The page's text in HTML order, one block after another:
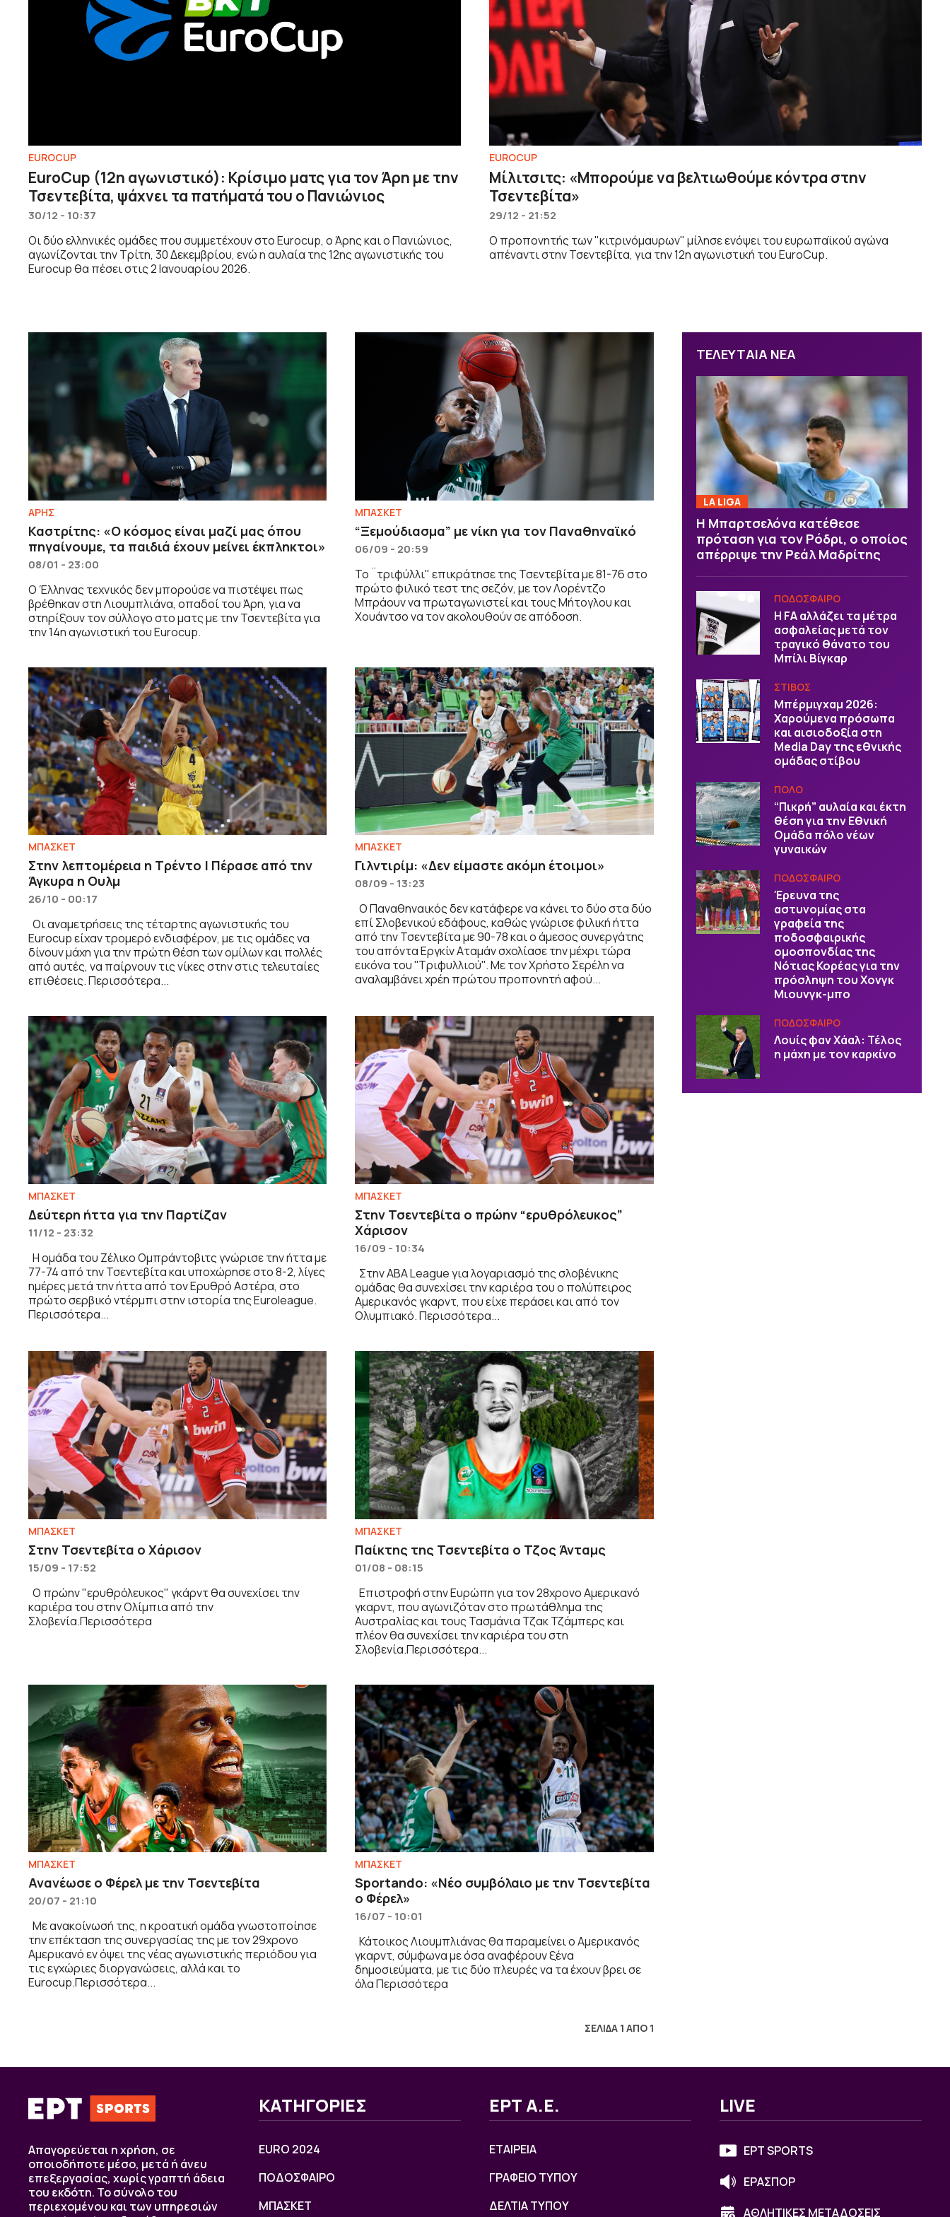
EUROCUP
EuroCup (12η αγωνιστικό): Κρίσιμο ματς για τον Άρη με την
Τσεντεβίτα, ψάχνει τα πατήματά του ο Πανιώνιος
30/12 - 10:37
Οι δύο ελληνικές ομάδες που συμμετέχουν στο Eurocup, ο Άρης και ο Πανιώνιος,
αγωνίζονται την Τρίτη, 30 Δεκεμβρίου, ενώ η αυλαία της 12ης αγωνιστικής του
Eurocup θα πέσει στις 2 Ιανουαρίου 2026.
EUROCUP
Μίλιτσιτς: «Μπορούμε να βελτιωθούμε κόντρα στην
Τσεντεβίτα»
29/12 - 21:52
Ο προπονητής των "κιτρινόμαυρων" μίλησε ενόψει του ευρωπαϊκού αγώνα
απέναντι στην Τσεντεβίτα, για την 12η αγωνιστική του EuroCup.
ΑΡΗΣ
Καστρίτης: «Ο κόσμος είναι μαζί μας όπου
πηγαίνουμε, τα παιδιά έχουν μείνει έκπληκτοι»
08/01 - 23:00
Ο Έλληνας τεχνικός δεν μπορούσε να πιστέψει πως
βρέθηκαν στη Λιουμπλιάνα, οπαδοί του Άρη, για να
στηρίξουν τον σύλλογο στο ματς με την Τσεντεβίτα για
την 14η αγωνιστική του Eurocup.
ΜΠΑΣΚΕΤ
“Ξεμούδιασμα” με νίκη για τον Παναθηναϊκό
06/09 - 20:59
Το ¨τριφύλλι" επικράτησε της Τσεντεβίτα με 81-76 στο
πρώτο φιλικό τεστ της σεζόν, με τον Λορέντζο
Μπράουν να πρωταγωνιστεί και τους Μήτογλου και
Χουάντσο να τον ακολουθούν σε απόδοση.
ΜΠΑΣΚΕΤ
Στην λεπτομέρεια η Τρέντο | Πέρασε από την
Άγκυρα η Ουλμ
26/10 - 00:17
Οι αναμετρήσεις της τέταρτης αγωνιστικής του
Eurocup είχαν τρομερό ενδιαφέρον, με τις ομάδες να
δίνουν μάχη για την πρώτη θέση των ομίλων και πολλές
από αυτές, να παίρνουν τις νίκες στην στις τελευταίες
επιθέσεις. Περισσότερα...
ΜΠΑΣΚΕΤ
Γιλντιρίμ: «Δεν είμαστε ακόμη έτοιμοι»
08/09 - 13:23
Ο Παναθηναικός δεν κατάφερε να κάνει το δύο στα δύο
επί Σλοβενικού εδάφους, καθώς γνώρισε φιλική ήττα
από την Τσεντεβίτα με 90-78 και ο άμεσος συνεργάτης
του απόντα Εργκίν Αταμάν σχολίασε την μέχρι τώρα
εικόνα του ''Τριφυλλιού''. Με τον Χρήστο Σερέλη να
αναλαμβάνει χρέη πρώτου προπονητή αφού...
ΜΠΑΣΚΕΤ
Δεύτερη ήττα για την Παρτίζαν
11/12 - 23:32
Η ομάδα του Ζέλικο Ομπράντοβιτς γνώρισε την ήττα με
77-74 από την Τσεντεβίτα και υποχώρησε στο 8-2, λίγες
ημέρες μετά την ήττα από τον Ερυθρό Αστέρα, στο
πρώτο σερβικό ντέρμπι στην ιστορία της Euroleague.
Περισσότερα...
ΜΠΑΣΚΕΤ
Στην Τσεντεβίτα ο πρώην “ερυθρόλευκος”
Χάρισον
16/09 - 10:34
Στην ABA League για λογαριασμό της σλοβένικης
ομάδας θα συνεχίσει την καριέρα του ο πολύπειρος
Αμερικανός γκαρντ, που είχε περάσει και από τον
Ολυμπιακό. Περισσότερα...
ΜΠΑΣΚΕΤ
Στην Τσεντεβίτα ο Χάρισον
15/09 - 17:52
Ο πρώην "ερυθρόλευκος" γκάρντ θα συνεχίσει την
καριέρα του στην Ολίμπια από την
Σλοβενία.Περισσότερα
ΜΠΑΣΚΕΤ
Παίκτης της Τσεντεβίτα ο Τζος Άνταμς
01/08 - 08:15
Επιστροφή στην Ευρώπη για τον 28χρονο Αμερικανό
γκαρντ, που αγωνιζόταν στο πρωτάθλημα της
Αυστραλίας και τους Τασμάνια Τζακ Τζάμπερς και
πλέον θα συνεχίσει την καριέρα του στη
Σλοβενία.Περισσότερα...
ΜΠΑΣΚΕΤ
Ανανέωσε ο Φέρελ με την Τσεντεβίτα
20/07 - 21:10
Με ανακοίνωσή της, η κροατική ομάδα γνωστοποίησε
την επέκταση της συνεργασίας της με τον 29χρονο
Αμερικανό εν όψει της νέας αγωνιστικής περιόδου για
τις εγχώριες διοργανώσεις, αλλά και το
Eurocup.Περισσότερα...
ΜΠΑΣΚΕΤ
Sportando: «Νέο συμβόλαιο με την Τσεντεβίτα
ο Φέρελ»
16/07 - 10:01
Κάτοικος Λιουμπλιάνας θα παραμείνει ο Αμερικανός
γκαρντ, σύμφωνα με όσα αναφέρουν ξένα
δημοσιεύματα, με τις δύο πλευρές να τα έχουν βρει σε
όλα Περισσότερα
ΣΕΛΙΔΑ 1 ΑΠΟ 1
ΤΕΛΕΥΤΑΙΑ ΝΕΑ
LA LIGA
Η Μπαρτσελόνα κατέθεσε
πρόταση για τον Ρόδρι, ο οποίος
απέρριψε την Ρεάλ Μαδρίτης
ΠΟΔΟΣΦΑΙΡΟ
Η FA αλλάζει τα μέτρα
ασφαλείας μετά τον
τραγικό θάνατο του
Μπίλι Βίγκαρ
ΣΤΙΒΟΣ
Μπέρμιγχαμ 2026:
Χαρούμενα πρόσωπα
και αισιοδοξία στη
Media Day της εθνικής
ομάδας στίβου
ΠΟΛΟ
“Πικρή” αυλαία και έκτη
θέση για την Εθνική
Ομάδα πόλο νέων
γυναικών
ΠΟΔΟΣΦΑΙΡΟ
Έρευνα της
αστυνομίας στα
γραφεία της
ποδοσφαιρικής
ομοσπονδίας της
Νότιας Κορέας για την
πρόσληψη του Χονγκ
Μιουνγκ-μπο
ΠΟΔΟΣΦΑΙΡΟ
Λουίς φαν Χάαλ: Τέλος
η μάχη με τον καρκίνο
Απαγορεύεται η χρήση, σε
οποιοδήποτε μέσο, μετά ή άνευ
επεξεργασίας, χωρίς γραπτή άδεια
του εκδότη. Το σύνολο του
περιεχομένου και των υπηρεσιών
ΚΑΤΗΓΟΡΙΕΣ
EURO 2024
ΠΟΔΟΣΦΑΙΡΟ
ΜΠΑΣΚΕΤ
ΕΡΤ Α.Ε.
ΕΤΑΙΡΕΙΑ
ΓΡΑΦΕΙΟ ΤΥΠΟΥ
ΔΕΛΤΙΑ ΤΥΠΟΥ
LIVE
ΕΡΤ SPORTS
ΕΡΑΣΠΟΡ
ΑΘΛΗΤΙΚΕΣ ΜΕΤΑΔΟΣΕΙΣ